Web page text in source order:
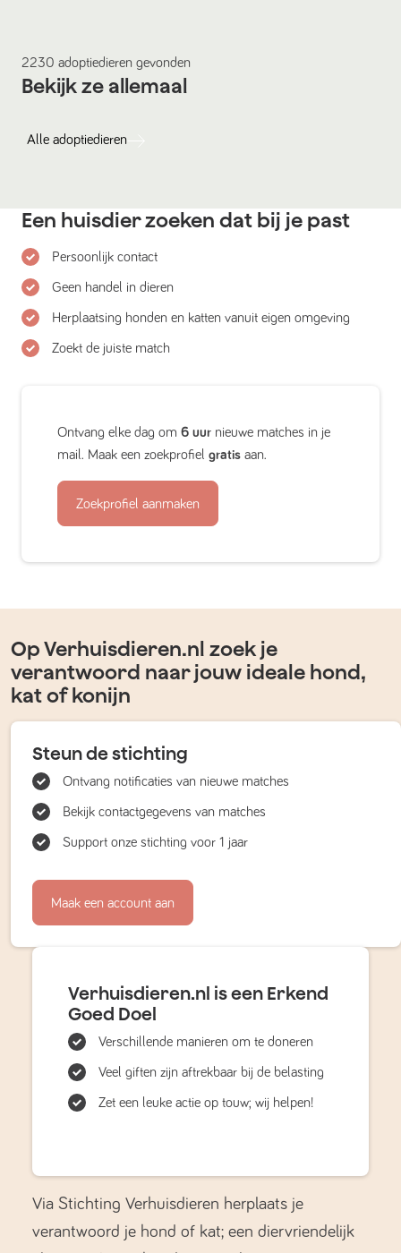
2230 adoptiedieren gevonden
Bekijk ze allemaal
Alle adoptiedieren
Een huisdier zoeken dat bij je past
Persoonlijk contact
Geen handel in dieren
Herplaatsing honden en katten vanuit eigen omgeving
Zoekt de juiste match
Ontvang elke dag om 6 uur nieuwe matches in je
mail. Maak een zoekprofiel gratis aan.
Zoekprofiel aanmaken
Op Verhuisdieren.nl zoek je
verantwoord naar jouw ideale hond,
kat of konijn
Steun de stichting
Ontvang notificaties van nieuwe matches
Bekijk contactgegevens van matches
Support onze stichting voor 1 jaar
Maak een account aan
Verhuisdieren.nl is een Erkend
Goed Doel
Verschillende manieren om te doneren
Veel giften zijn aftrekbaar bij de belasting
Zet een leuke actie op touw; wij helpen!
Via Stichting Verhuisdieren herplaats je
verantwoord je hond of kat; een diervriendelijk